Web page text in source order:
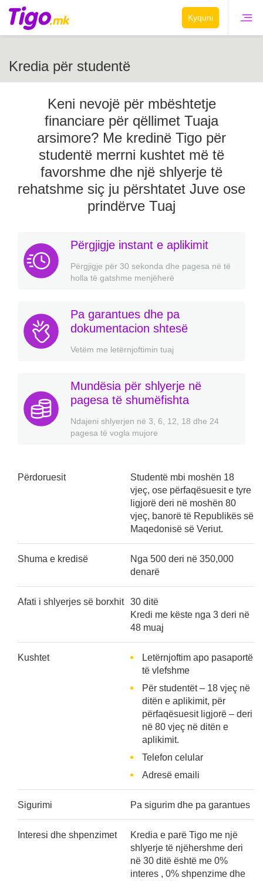
Kyquni
Kredia për studentë
Keni nevojë për mbështetje
financiare për qëllimet Tuaja
arsimore? Me kredinë Tigo për
studentë merrni kushtet më të
favorshme dhe një shlyerje të
rehatshme siç ju përshtatet Juve ose
prindërve Tuaj
Përgjigje instant e aplikimit
Përgjigje për 30 sekonda dhe pagesa në të
holla të gatshme menjëherë
Pa garantues dhe pa
dokumentacion shtesë
Vetëm me letërnjoftimin tuaj
Mundësia për shlyerje në
pagesa të shumëfishta
Ndajeni shlyerjen në 3, 6, 12, 18 dhe 24
pagesa të vogla mujore
Përdoruesit
Studentë mbi moshën 18
vjeç, ose përfaqësuesit e tyre
ligjorë deri në moshën 80
vjeç, banorë të Republikës së
Maqedonisë së Veriut.
Shuma e kredisë
Nga 500 deri në 350,000
denarë
Afati i shlyerjes së borxhit
30 ditë
Kredi me këste nga 3 deri në
48 muaj
Kushtet
Letërnjoftim apo pasaportë
të vlefshme
Për studentët – 18 vjeç në
ditën e aplikimit, për
përfaqësuesit ligjorë – deri
në 80 vjeç në ditën e
aplikimit.
Telefon celular
Adresë emaili
Sigurimi Pa sigurim dhe pa garantues
Interesi dhe shpenzimet
Kredia e parë Tigo me një
shlyerje të njëhershme deri
në 30 ditë është me 0%
interes , 0% shpenzime dhe